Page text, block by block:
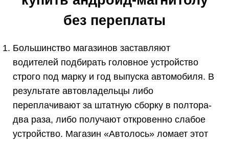
без переплаты
Большинство магазинов заставляют
водителей подбирать головное устройство
строго под марку и год выпуска автомобиля. В
результате автовладельцы либо
переплачивают за штатную сборку в полтора-
два раза, либо получают откровенно слабое
устройство. Магазин «Автолось» ломает этот